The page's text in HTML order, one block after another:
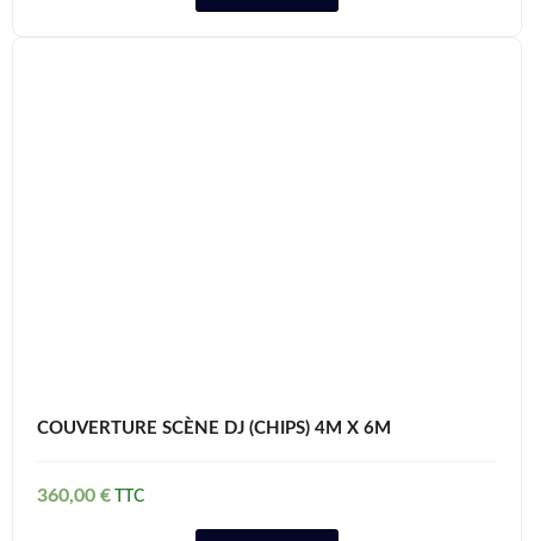
COUVERTURE SCÈNE DJ (CHIPS) 4M X 6M
360,00 €